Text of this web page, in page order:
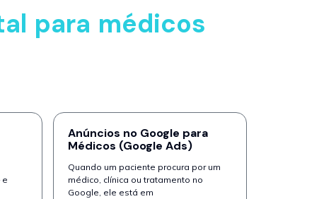
para médicos
e
Anúncios no Google para
Médicos (Google Ads)
Quando um paciente procura por um
médico, clínica ou tratamento no
Google, ele está em